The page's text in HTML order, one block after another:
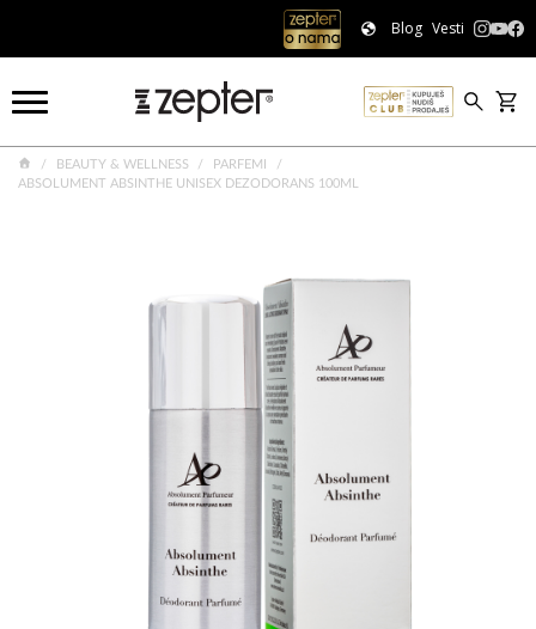
Blog Vesti
BEAUTY & WELLNESS
PARFEMI
ABSOLUMENT ABSINTHE UNISEX DEZODORANS 100ML